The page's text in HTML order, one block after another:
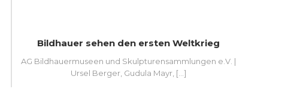
Bildhauer sehen den ersten Weltkrieg
AG Bildhauermuseen und Skulpturensammlungen e.V. |
Ursel Berger, Gudula Mayr, [...]